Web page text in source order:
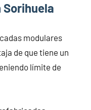
modulares
de que tiene un
límite de